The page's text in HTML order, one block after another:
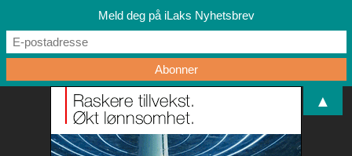
Meld deg på iLaks Nyhetsbrev
▲